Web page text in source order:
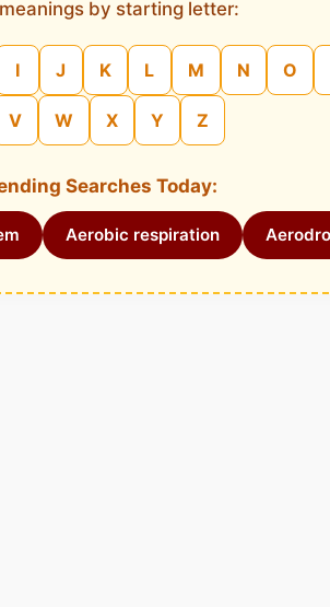
by starting letter:
I J K L M N O
V W X Y Z
Searches Today:
Aerobic respiration